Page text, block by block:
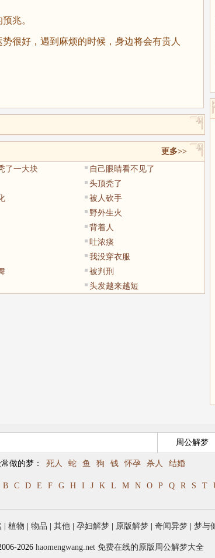
兆。
好，遇到麻烦的时候，身边将会有贵人
更多>>
了一大块
自己眼睛看不见了
头顶秃了
被人砍手
野外生火
背着人
吐浓痰
我没穿衣服
被判刑
头发越来越短
做的梦： 死人 蛇 鱼 狗 钱 怀孕 杀人 结婚
B C D E F G H I J K L M N O P Q R S T
植物 物品 其他 孕妇解梦 原版解梦 奇闻异梦 梦与
2026 haomengwang.net 免费在线的原版周公解梦大全